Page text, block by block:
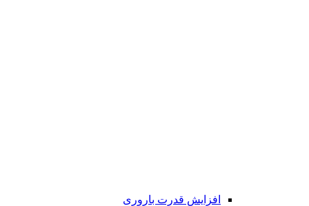
افزایش قدرت باروری